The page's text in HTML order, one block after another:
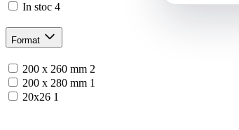
In stoc 4
Format
200 x 260 mm 2
200 x 280 mm 1
20x26 1